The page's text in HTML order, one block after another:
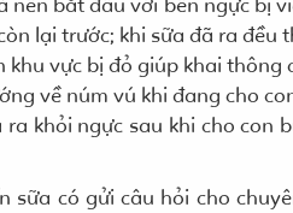
lại trước; khi sữa đã ra đều
khu vực bị đỏ giúp khai thông
về núm vú khi đang cho
khỏi ngực sau khi cho con
sữa có gửi câu hỏi cho